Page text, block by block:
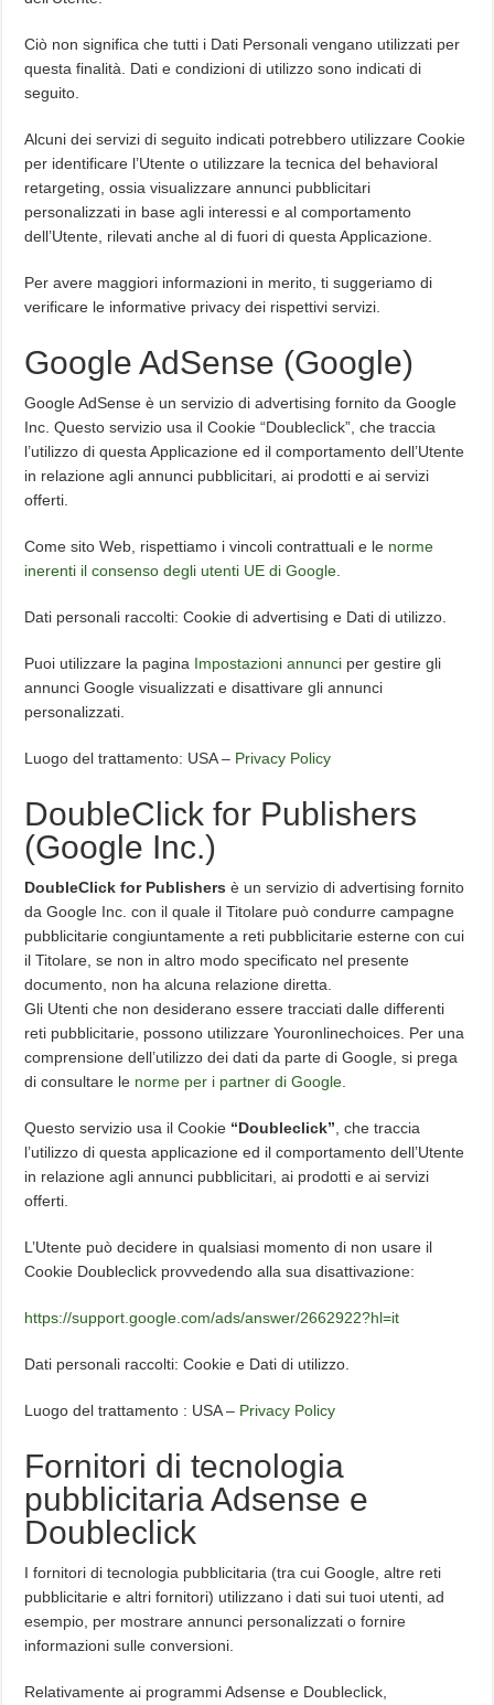
Ciò non significa che tutti i Dati Personali vengano utilizzati per
questa finalità. Dati e condizioni di utilizzo sono indicati di
seguito.
Alcuni dei servizi di seguito indicati potrebbero utilizzare Cookie
per identificare l’Utente o utilizzare la tecnica del behavioral
retargeting, ossia visualizzare annunci pubblicitari
personalizzati in base agli interessi e al comportamento
dell’Utente, rilevati anche al di fuori di questa Applicazione.
Per avere maggiori informazioni in merito, ti suggeriamo di
verificare le informative privacy dei rispettivi servizi.
Google AdSense (Google)
Google AdSense è un servizio di advertising fornito da Google
Inc. Questo servizio usa il Cookie “Doubleclick”, che traccia
l’utilizzo di questa Applicazione ed il comportamento dell’Utente
in relazione agli annunci pubblicitari, ai prodotti e ai servizi
offerti.
Come sito Web, rispettiamo i vincoli contrattuali e le norme
inerenti il consenso degli utenti UE di Google
Dati personali raccolti: Cookie di advertising e Dati di utilizzo.
Puoi utilizzare la pagina Impostazioni annunci per gestire gli
annunci Google visualizzati e disattivare gli annunci
personalizzati.
Luogo del trattamento: USA – Privacy Policy
DoubleClick for Publishers
(Google Inc.)
DoubleClick for Publishers è un servizio di advertising fornito
da Google Inc. con il quale il Titolare può condurre campagne
pubblicitarie congiuntamente a reti pubblicitarie esterne con cui
il Titolare, se non in altro modo specificato nel presente
documento, non ha alcuna relazione diretta.
Gli Utenti che non desiderano essere tracciati dalle differenti
reti pubblicitarie, possono utilizzare Youronlinechoices. Per una
comprensione dell’utilizzo dei dati da parte di Google, si prega
di consultare le norme per i partner di Google
Questo servizio usa il Cookie “Doubleclick” , che traccia
l’utilizzo di questa applicazione ed il comportamento dell’Utente
in relazione agli annunci pubblicitari, ai prodotti e ai servizi
offerti.
L’Utente può decidere in qualsiasi momento di non usare il
Cookie Doubleclick provvedendo alla sua disattivazione:
https://support.google.com/ads/answer/2662922?hl=it
Dati personali raccolti: Cookie e Dati di utilizzo.
Luogo del trattamento : USA – Privacy Policy
Fornitori di tecnologia
pubblicitaria Adsense e
Doubleclick
I fornitori di tecnologia pubblicitaria (tra cui Google, altre reti
pubblicitarie e altri fornitori) utilizzano i dati sui tuoi utenti, ad
esempio, per mostrare annunci personalizzati o fornire
informazioni sulle conversioni.
Relativamente ai programmi Adsense e Doubleclick,